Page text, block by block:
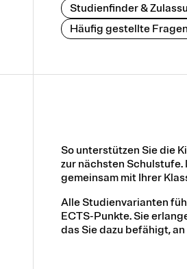
Studienfinder &
Häufig gestellte Fragen
So unterstützen Sie die
zur nächsten
gemeinsam mit Ihrer
Alle Studienvarianten
ECTS-Punkte. Sie
das Sie dazu befähigt,